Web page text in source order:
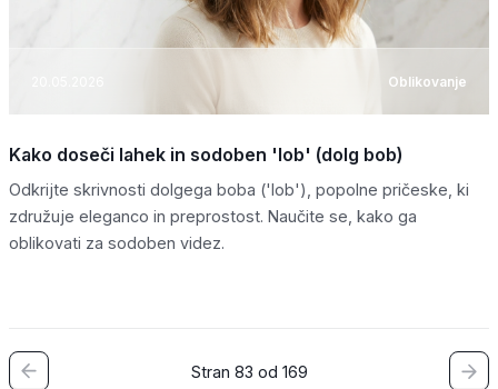
Oblikovanje
Kako doseči lahek in sodoben 'lob' (dolg bob)
Odkrijte skrivnosti dolgega boba ('lob'), popolne pričeske, ki
združuje eleganco in preprostost. Naučite se, kako ga
oblikovati za sodoben videz.
Stran 83 od 169